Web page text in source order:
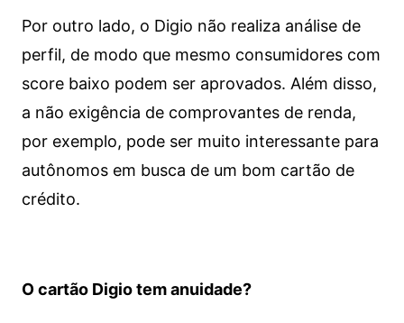
Por outro lado, o Digio não realiza análise de
perfil, de modo que mesmo consumidores com
score baixo podem ser aprovados. Além disso,
a não exigência de comprovantes de renda,
por exemplo, pode ser muito interessante para
autônomos em busca de um bom cartão de
crédito.
O cartão Digio tem anuidade?